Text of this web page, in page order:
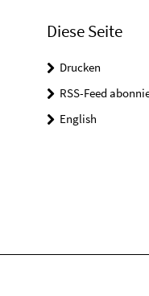
Diese Seite
Drucken
RSS-Feed
English